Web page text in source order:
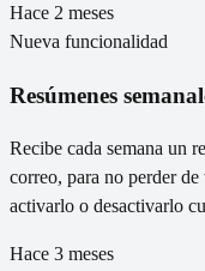
Hace 2 meses
Nueva funcionalidad
Resúmenes
Recibe cada semana un
correo, para no perder
activarlo o desactivarlo
Hace 3 meses